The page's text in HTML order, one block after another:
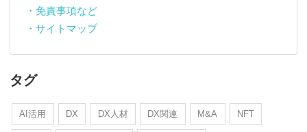
・免責事項など
・サイトマップ
タグ
AI活用 DX DX人材 DX関連 M&A NFT